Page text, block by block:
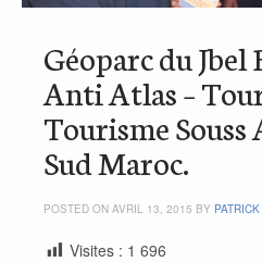
Géoparc du Jbel
Anti Atlas –
Tourisme
Sud Maroc.
POSTED ON AVRIL 13, 2015 BY
Visites : 1 696